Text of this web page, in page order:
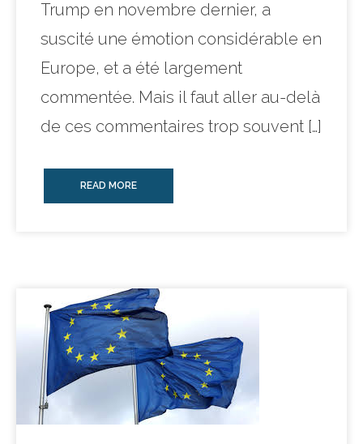
Trump en novembre dernier, a
suscité une émotion considérable en
Europe, et a été largement
commentée. Mais il faut aller au-delà
de ces commentaires trop souvent […]
READ MORE